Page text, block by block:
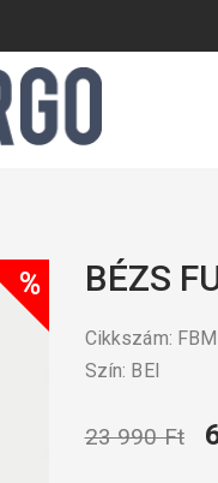
% BÉZS
Cikkszám:
Szín: BEI
23 990 Ft